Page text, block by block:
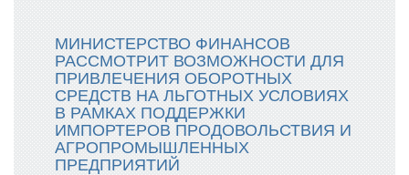
МИНИСТЕРСТВО ФИНАНСОВ
РАССМОТРИТ ВОЗМОЖНОСТИ ДЛЯ
ПРИВЛЕЧЕНИЯ ОБОРОТНЫХ
СРЕДСТВ НА ЛЬГОТНЫХ УСЛОВИЯХ
В РАМКАХ ПОДДЕРЖКИ
ИМПОРТЕРОВ ПРОДОВОЛЬСТВИЯ И
АГРОПРОМЫШЛЕННЫХ
ПРЕДПРИЯТИЙ